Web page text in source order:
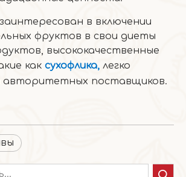
в включении
фруктов в свои диеты
высококачественные
как сухофлика, легко
поставщиков.